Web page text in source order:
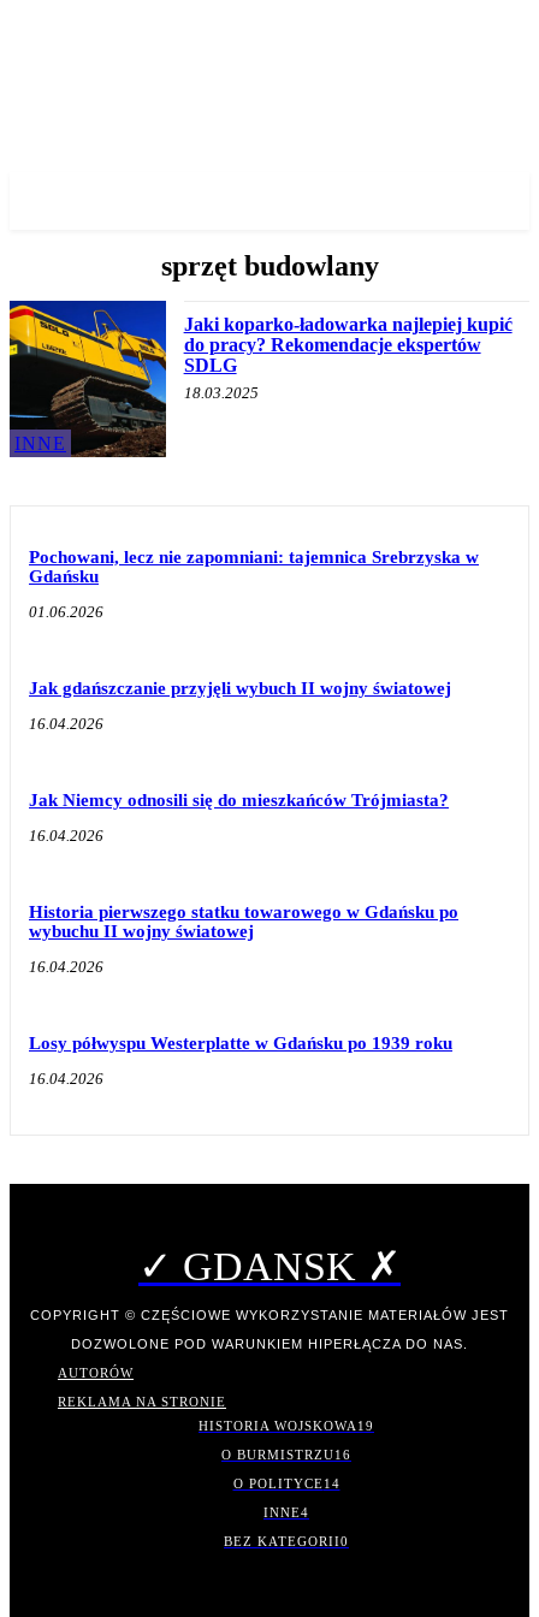
sprzęt budowlany
INNE
Jaki koparko-ładowarka najlepiej kupić
do pracy? Rekomendacje ekspertów
SDLG
18.03.2025
Pochowani, lecz nie zapomniani: tajemnica Srebrzyska w
Gdańsku
01.06.2026
Jak gdańszczanie przyjęli wybuch II wojny światowej
16.04.2026
Jak Niemcy odnosili się do mieszkańców Trójmiasta?
16.04.2026
Historia pierwszego statku towarowego w Gdańsku po
wybuchu II wojny światowej
16.04.2026
Losy półwyspu Westerplatte w Gdańsku po 1939 roku
16.04.2026
✓ GDANSK ✗
COPYRIGHT © CZĘŚCIOWE WYKORZYSTANIE MATERIAŁÓW JEST
DOZWOLONE POD WARUNKIEM HIPERŁĄCZA DO NAS.
AUTORÓW
REKLAMA NA STRONIE
HISTORIA WOJSKOWA 19
O BURMISTRZU16
O POLITYCE14
INNE4
BEZ KATEGORII0